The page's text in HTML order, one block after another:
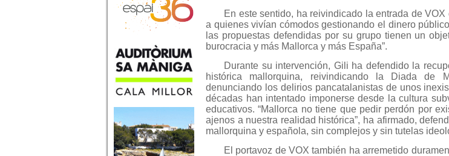
En este sentido, ha reivindicado la entrada de
a quienes vivían cómodos gestionando el dinero
las propuestas defendidas por su grupo tienen un
burocracia y más Mallorca y más España”.
Durante su intervención, Gili ha defendido la
histórica mallorquina, reivindicando la Diada de
denunciando los delirios pancatalanistas de unos
décadas han intentado imponerse desde la cultura
educativos. “Mallorca no tiene que pedir perdón por
ajenos a nuestra realidad histórica”, ha afirmado,
mallorquina y española, sin complejos y sin tutelas
El portavoz de VOX también ha arremetido